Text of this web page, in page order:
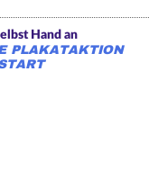
Hand an
PLAKATAKTION